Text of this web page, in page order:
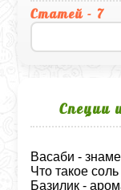
Статей - 7
Специи
Васаби -
Что такое
Базилик -